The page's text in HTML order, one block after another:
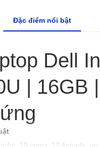
Đặc điểm nổi bật
Dell
| 16GB
10 cores, 12 threads, up